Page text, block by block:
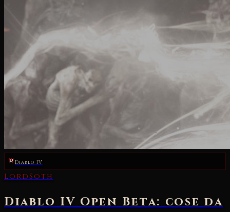
Diablo IV
LordSoth
Diablo IV Open Beta: cose da